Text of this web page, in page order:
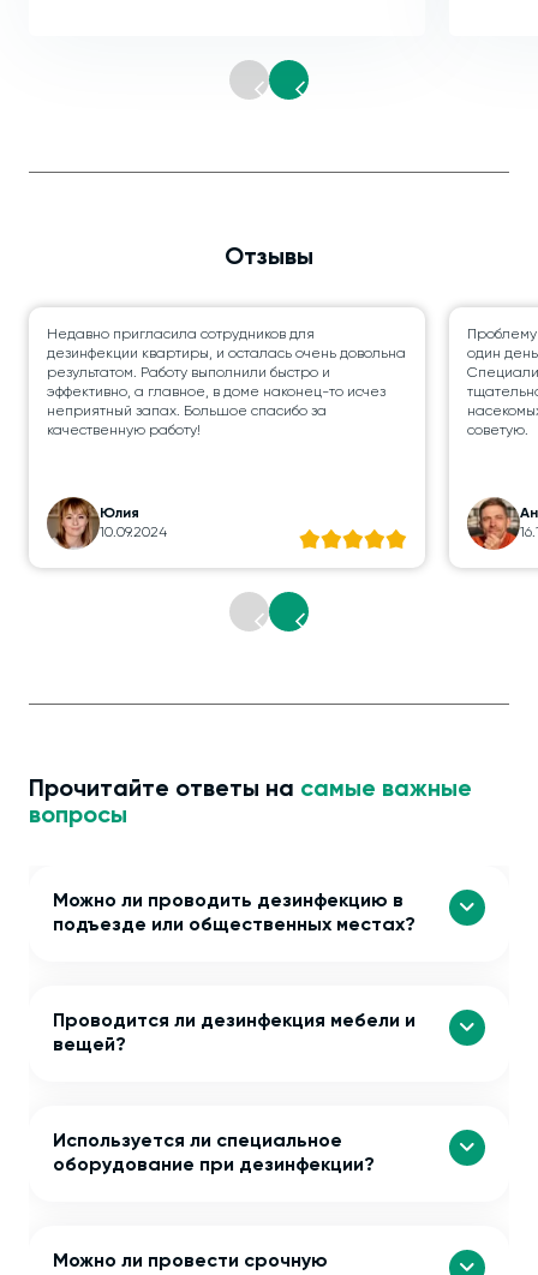
Отзывы
Недавно пригласила сотрудников для
дезинфекции квартиры, и осталась очень довольна
результатом. Работу выполнили быстро и
эффективно, а главное, в доме наконец-то исчез
неприятный запах. Большое спасибо за
качественную работу!
Юлия
10.09.2024
один
советую.
Прочитайте ответы на самые важные
вопросы
Можно ли проводить дезинфекцию в
подъезде или общественных местах?
Проводится ли дезинфекция мебели и
вещей?
Используется ли специальное
оборудование при дезинфекции?
Можно ли провести срочную